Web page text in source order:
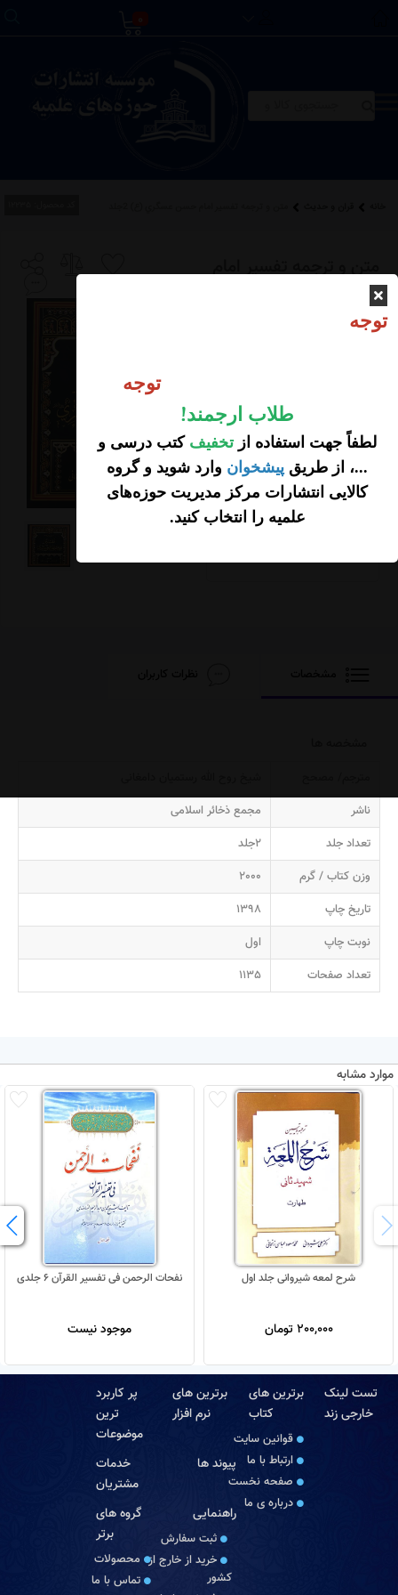
توجه
توجه
طلاب ارجمند!
لطفاً جهت استفاده از تخفیف کتب درسی و
...، از طریق پیشخوان وارد شوید و گروه
کالایی انتشارات مرکز مدیریت حوزه‌های
علمیه را انتخاب کنید.
متن و ترجمه تفسير امام
حسن عسگري (ع) 2جلد
500,000
تومان
ناشر
مجمع ذخائر اسلامی
تعداد جلد
2جلد
وزن کتاب / گرم
2000
تاریخ چاپ
1398
نوبت چاپ
اول
تعداد صفحات
1135
موارد مشابه
شرح لمعه شیروانی جلد اول
200,000 تومان
نفحات الرحمن فی تفسیر القرآن 6 جلدی
موجود نیست
تست لینک
خارجی زند
برترین های
کتاب
قوانین سایت
ارتباط با ما
صفحه نخست
درباره‏ ی ما
برترین های
نرم افزار
پر کاربرد
ترین
موضوعات
پیوند ها
خدمات
مشتریان
راهنمایی
ثبت سفارش
خرید از خارج از
کشور
گروه های
برتر
محصولات
تماس با ما